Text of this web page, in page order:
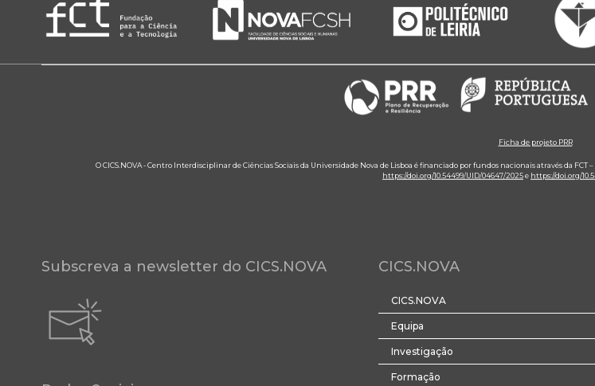
Ficha de projeto PRR
O CICS.NOVA - Centro Interdisciplinar de Ciências Sociais da Universidade Nova de Lisboa é financiado por fundos nacionais através da FCT
https://doi.org/10.54499/UID/04647/2025e https://doi.org/
Subscreva a newsletter do CICS.NOVA CICS.NOVA
CICS.NOVA
Equipa
Investigação
Formação